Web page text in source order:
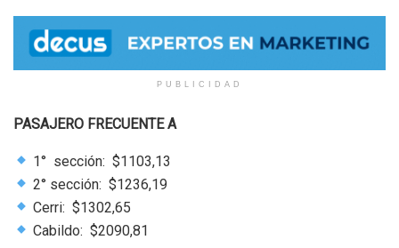
PUBLICIDAD
PASAJERO FRECUENTE A
1° sección: $1103,13
2° sección: $1236,19
Cerri: $1302,65
Cabildo: $2090,81